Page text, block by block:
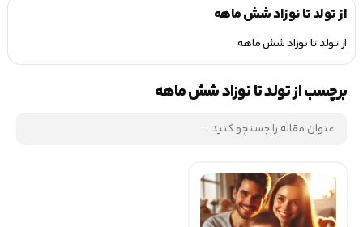
از تولد تا نوزاد شش ماهه
از تولد تا نوزاد شش ماهه
برچسب از تولد تا نوزاد شش ماهه